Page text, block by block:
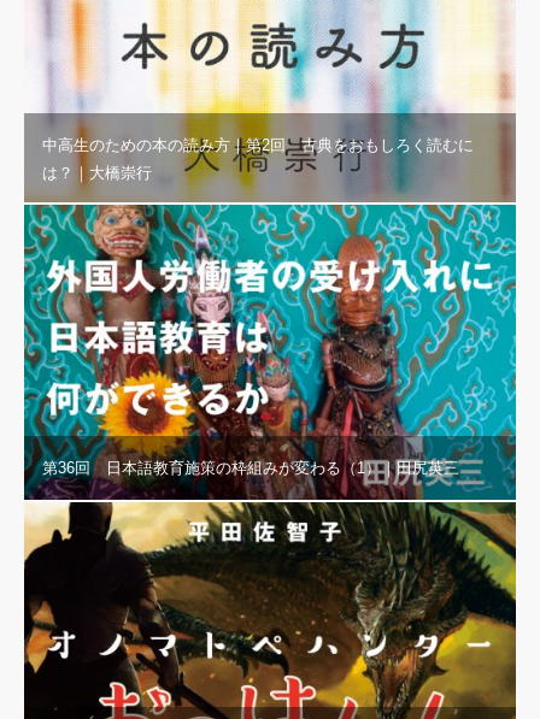
中高生のための本の読み方｜第2回 古典をおもしろく読むに
は？｜大橋崇行
第36回 日本語教育施策の枠組みが変わる（1）｜田尻英三